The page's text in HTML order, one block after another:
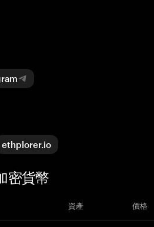
ethplorer.io
密貨幣
資產 價格